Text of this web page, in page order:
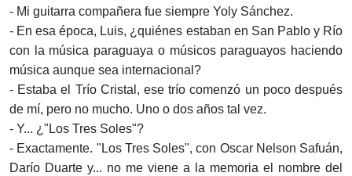
- Mi guitarra compañera fue siempre Yoly Sánchez.
- En esa época, Luis, ¿quiénes estaban en San Pablo y Río
con la música paraguaya o músicos paraguayos haciendo
música aunque sea internacional?
- Estaba el Trío Cristal, ese trío comenzó un poco después
de mí, pero no mucho. Uno o dos años tal vez.
- Y... ¿"Los Tres Soles"?
- Exactamente. "Los Tres Soles", con Oscar Nelson Safuán,
Darío Duarte y... no me viene a la memoria el nombre del